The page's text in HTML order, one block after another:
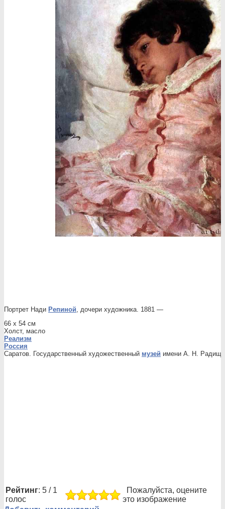
Портрет Нади Репиной, дочери художника. 1881 —
66 x 54 см
Холст, масло
Реализм
Россия
Саратов. Государственный художественный музей имени А. Н.
Рейтинг: 5 / 1
голос
Пожалуйста, оцените
это изображение